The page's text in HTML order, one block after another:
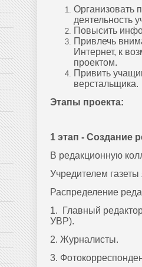
Организовать
деятельность
Повысить
Привлечь
Интернет, к
проектом.
Привить
верстальщика.
Этапы проекта:
1 этап - Создание
В редакционную
Учредителем
Распределение
1. Главный
УВР).
2. Журналисты.
3.